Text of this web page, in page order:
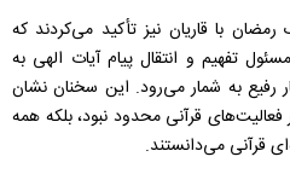
با قاریان نیز تأکید می‌کردند که
تفهیم و انتقال پیام آیات الهی به
رفیع به شمار می‌رود. این سخنان نشان
قرآنی محدود نبود، بلکه همه
قرآنی می‌دانستند.